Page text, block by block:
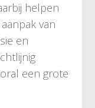
helpen
van
en
een grote